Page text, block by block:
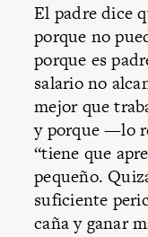
El padre dice
porque no
porque es
salario no
mejor que
y porque —lo
“tiene que
pequeño.
suficiente
caña y ganar